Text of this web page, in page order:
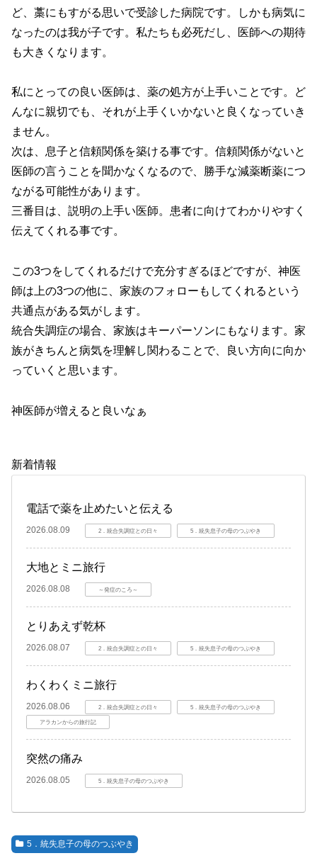
ど、藁にもすがる思いで受診した病院です。しかも病気に
なったのは我が子です。私たちも必死だし、医師への期待
も大きくなります。
私にとっての良い医師は、薬の処方が上手いことです。ど
んなに親切でも、それが上手くいかないと良くなっていき
ません。
次は、息子と信頼関係を築ける事です。信頼関係がないと
医師の言うことを聞かなくなるので、勝手な減薬断薬につ
ながる可能性があります。
三番目は、説明の上手い医師。患者に向けてわかりやすく
伝えてくれる事です。
この3つをしてくれるだけで充分すぎるほどですが、神医
師は上の3つの他に、家族のフォローもしてくれるという
共通点がある気がします。
統合失調症の場合、家族はキーパーソンにもなります。家
族がきちんと病気を理解し関わることで、良い方向に向か
っていくと思います。
神医師が増えると良いなぁ
新着情報
電話で薬を止めたいと伝える
2026.08.09 2．統合失調症との日々 5．統失息子の母のつぶやき
大地とミニ旅行
2026.08.08 ～発症のころ～
とりあえず乾杯
2026.08.07 2．統合失調症との日々 5．統失息子の母のつぶやき
わくわくミニ旅行
2026.08.06 2．統合失調症との日々 5．統失息子の母のつぶやき
アラカンからの旅行記
突然の痛み
2026.08.05 5．統失息子の母のつぶやき
5．統失息子の母のつぶやき